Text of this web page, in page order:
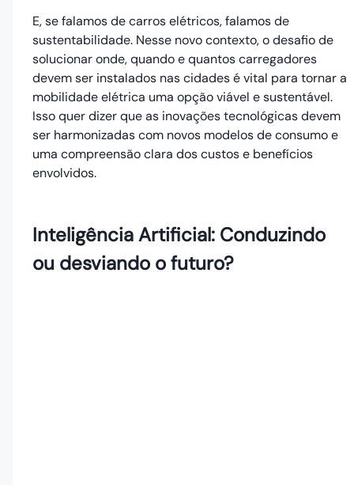
E, se falamos de carros elétricos, falamos de
sustentabilidade. Nesse novo contexto, o desafio de
solucionar onde, quando e quantos carregadores
devem ser instalados nas cidades é vital para tornar a
mobilidade elétrica uma opção viável e sustentável.
Isso quer dizer que as inovações tecnológicas devem
ser harmonizadas com novos modelos de consumo e
uma compreensão clara dos custos e benefícios
envolvidos.
Inteligência Artificial: Conduzindo
ou desviando o futuro?